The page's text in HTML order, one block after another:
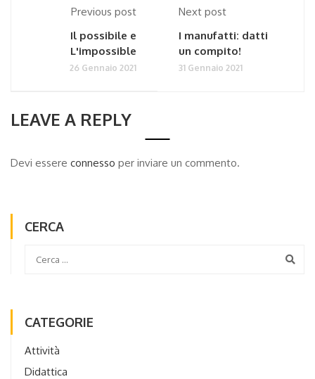
Previous post
Il possibile e
L'impossible
26 Gennaio 2021
Next post
I manufatti: datti
un compito!
31 Gennaio 2021
LEAVE A REPLY
Devi essere connesso per inviare un commento.
CERCA
CATEGORIE
Attività
Didattica